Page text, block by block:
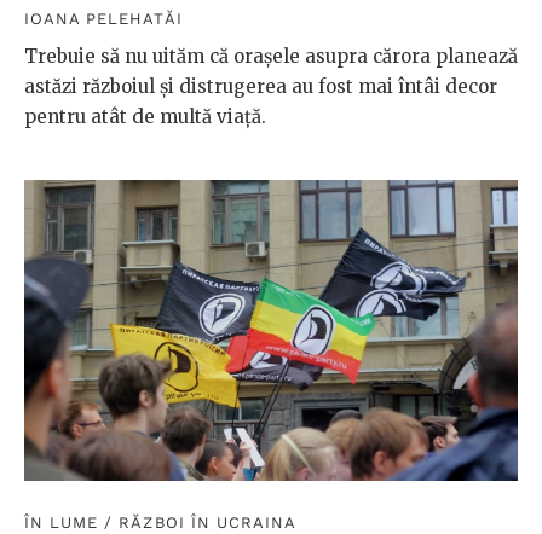
IOANA PELEHATĂI
Trebuie să nu uităm că orașele asupra cărora planează
astăzi războiul și distrugerea au fost mai întâi decor
pentru atât de multă viață.
ÎN LUME / RĂZBOI ÎN UCRAINA